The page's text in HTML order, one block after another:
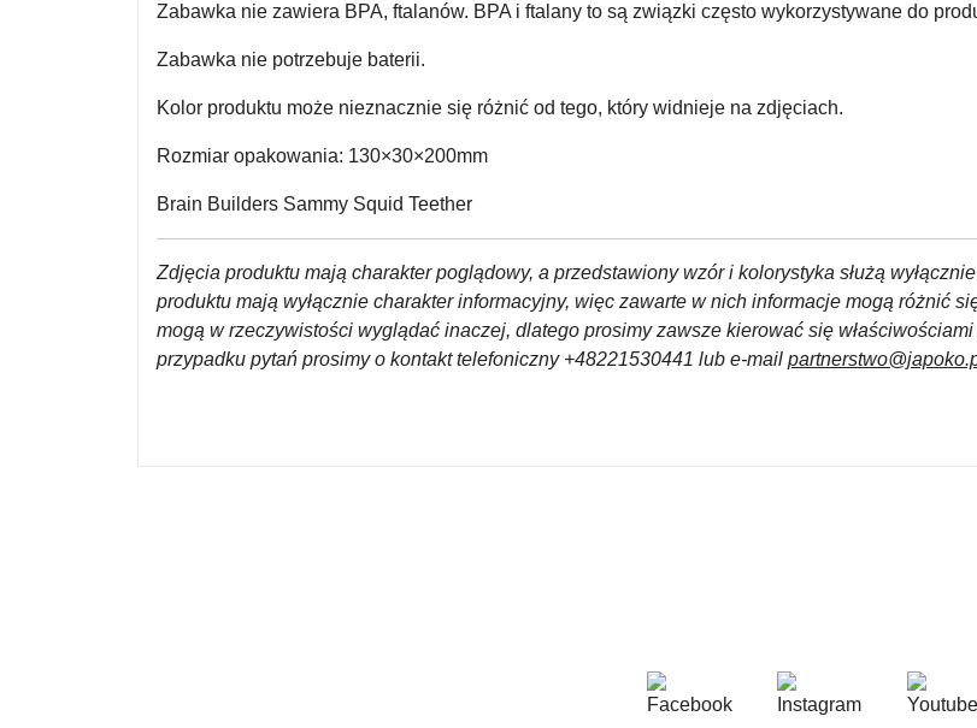
Zabawka nie zawiera BPA, ftalanów. BPA i ftalany to są związki często wykorzystywane do
Zabawka nie potrzebuje baterii.
Kolor produktu może nieznacznie się różnić od tego, który widnieje na zdjęciach.
Rozmiar opakowania: 130×30×200mm
Brain Builders Sammy Squid Teether
Zdjęcia produktu mają charakter poglądowy, a przedstawiony wzór i kolorystyka służą
produktu mają wyłącznie charakter informacyjny, więc zawarte w nich informacje mogą różnić
mogą w rzeczywistości wyglądać inaczej, dlatego prosimy zawsze kierować się
przypadku pytań prosimy o kontakt telefoniczny +48221530441 lub e-mail